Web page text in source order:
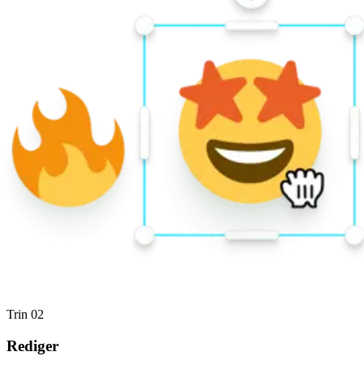
Trin 02
Rediger